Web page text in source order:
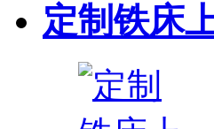
定制铁床